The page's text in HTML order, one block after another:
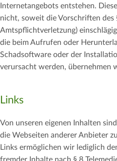
Internetangebots entstehen.
nicht, soweit die Vorschriften des
Amtspflichtverletzung)
die beim Aufrufen oder
Schadsoftware oder der
verursacht werden, übernehmen
Links
Von unseren eigenen Inhalten
die Webseiten anderer Anbieter
Links ermöglichen wir lediglich
fremder Inhalte nach § 8